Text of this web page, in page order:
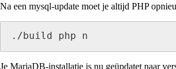
Na een mysql-update moet je altijd PHP
./build php n
Je MariaDB-installatie is nu geüpdatet naar